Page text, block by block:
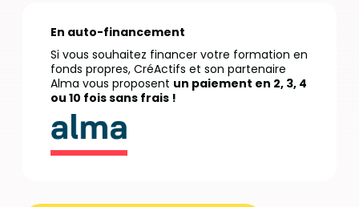
En auto-financement
Si vous souhaitez financer votre formation en
fonds propres, CréActifs et son partenaire
Alma vous proposent un paiement en 2, 3, 4
ou 10 fois sans frais !